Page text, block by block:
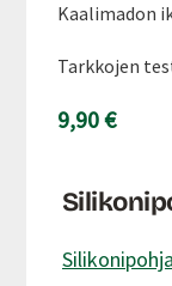
Kaalimadon
Tarkkojen
9,90 €